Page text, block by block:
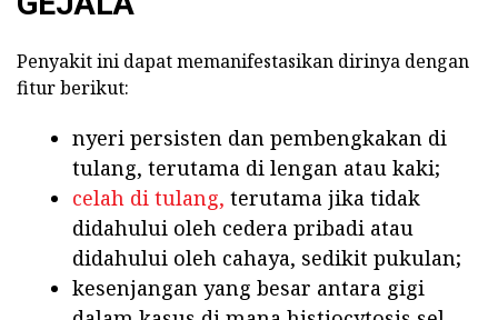
Penyakit ini dapat memanifestasikan dirinya dengan
fitur berikut:
nyeri persisten dan pembengkakan di
tulang, terutama di lengan atau kaki;
celah di tulang, terutama jika tidak
didahului oleh cedera pribadi atau
didahului oleh cahaya, sedikit pukulan;
kesenjangan yang besar antara gigi